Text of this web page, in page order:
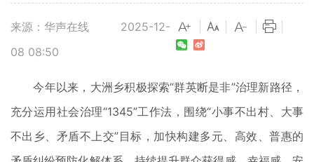
来源：华声在线
2025-12-
08 08:50
今年以来，大洲乡积极探索“群英断是非”治理新路径，
充分运用社会治理“1345”工作法，围绕“小事不出村、大事
不出乡、矛盾不上交”目标，加快构建多元、高效、普惠的